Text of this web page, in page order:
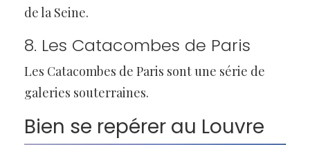
de la Seine.
8. Les Catacombes de Paris
Les Catacombes de Paris sont une série de
galeries souterraines.
Bien se repérer au Louvre